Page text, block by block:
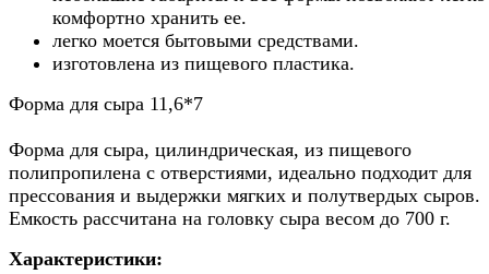
комфортно хранить ее.
легко моется бытовыми средствами.
изготовлена из пищевого пластика.
Форма для сыра 11,6*7
Форма для сыра, цилиндрическая, из пищевого
полипропилена с отверстиями, идеально подходит для
прессования и выдержки мягких и полутвердых сыров.
Емкость рассчитана на головку сыра весом до 700 г.
Характеристики: